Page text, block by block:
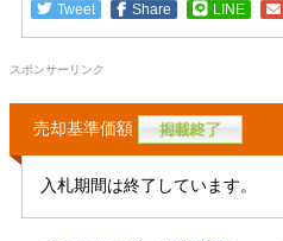
Tweet Share LINE
スポンサーリンク
売却基準価額
入札期間は終了しています。